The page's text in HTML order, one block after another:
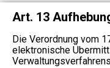
Art. 13
Die Verordnung vom
elektronische